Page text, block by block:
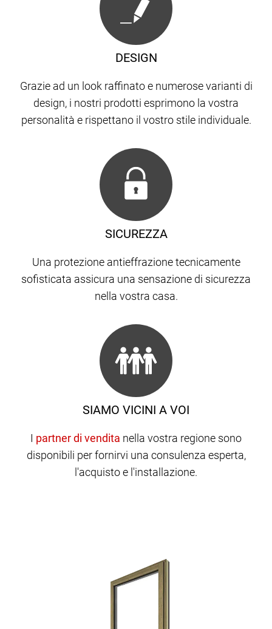
DESIGN
Grazie ad un look raffinato e numerose varianti di
design, i nostri prodotti esprimono la vostra
personalità e rispettano il vostro stile individuale.
SIAMO VICINI A VOI
I
nella vostra regione sono
disponibili per fornirvi una consulenza esperta,
l'acquisto e l'installazione.
SICUREZZA
Una protezione antieffrazione tecnicamente
sofisticata assicura una sensazione di sicurezza
nella vostra casa.